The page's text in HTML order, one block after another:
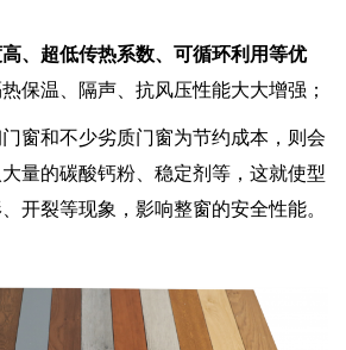
、超低传热系数、可循环利用等优
保温、隔声、抗风压性能大大增强；
窗和不少劣质门窗为节约成本，则会
量的碳酸钙粉、稳定剂等，这就使型
开裂等现象，影响整窗的安全性能。